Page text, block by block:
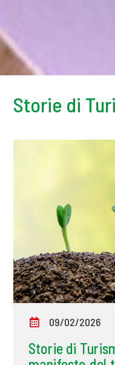
Storie di
09/02/2026
Storie di